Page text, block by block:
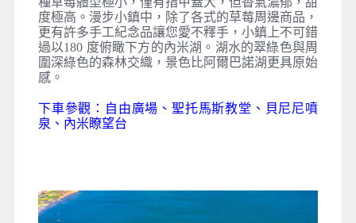
度極高。漫步小鎮中，除了各式的草莓周邊商品，
更有許多手工紀念品讓您愛不釋手，小鎮上不可錯
過以180 度俯瞰下方的內米湖。湖水的翠綠色與周
圍深綠色的森林交織，景色比阿爾巴諾湖更具原始
感。
下車參觀：自由廣場、聖托馬斯教堂、貝尼尼噴
泉、內米瞭望台